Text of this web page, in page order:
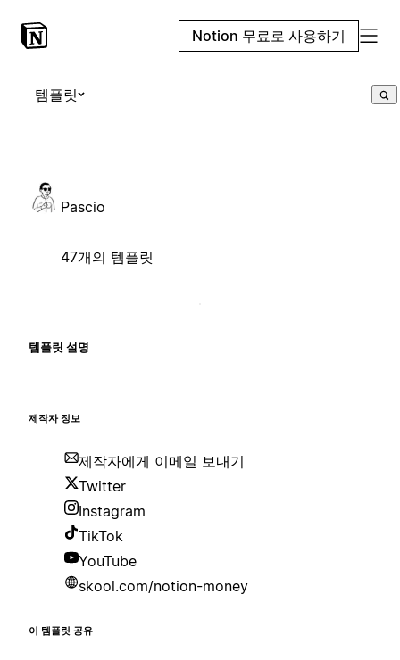
Notion 무료로 사용하기
템플릿
Pascio
47개의 템플릿
템플릿 설명
제작자 정보
제작자에게 이메일 보내기
Twitter
Instagram
TikTok
YouTube
skool.com/notion-money
이 템플릿 공유